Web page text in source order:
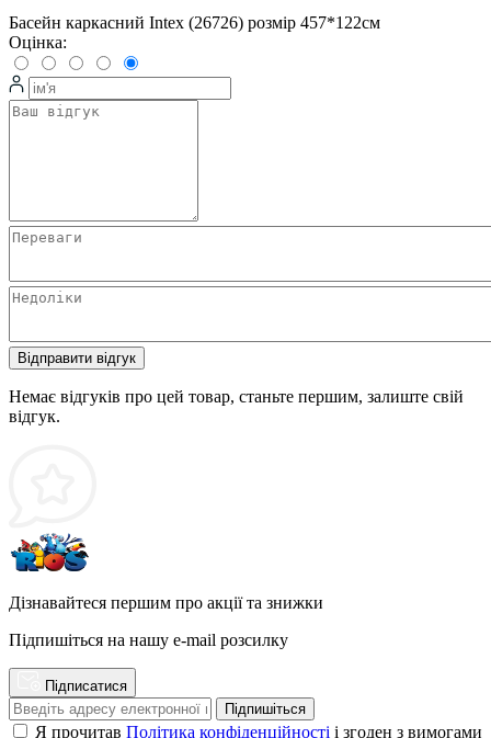
Басейн каркасний Intex (26726) розмір 457*122см
Оцінка:
Відправити відгук
Немає відгуків про цей товар, станьте першим, залиште свій
відгук.
Дізнавайтеся першим про акції та знижки
Підпишіться на нашу e-mail розсилку
Підписатися
Підпишіться
Я прочитав Політика конфіденційності і згоден з вимогами